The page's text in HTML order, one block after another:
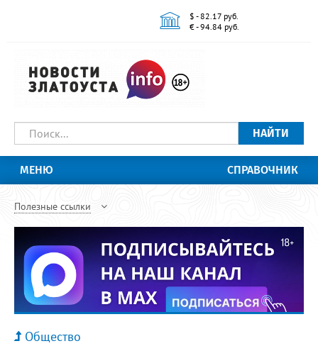
$ - 82.17 руб.
€ - 94.84 руб.
НАЙТИ
МЕНЮ СПРАВОЧНИК
Полезные ссылки
Общество